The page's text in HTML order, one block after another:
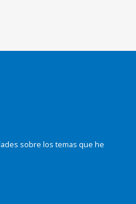
sobre los temas que he